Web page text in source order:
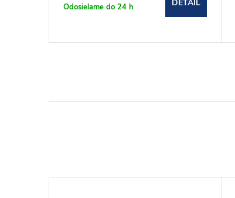
Odosielame do 24 h DETAIL